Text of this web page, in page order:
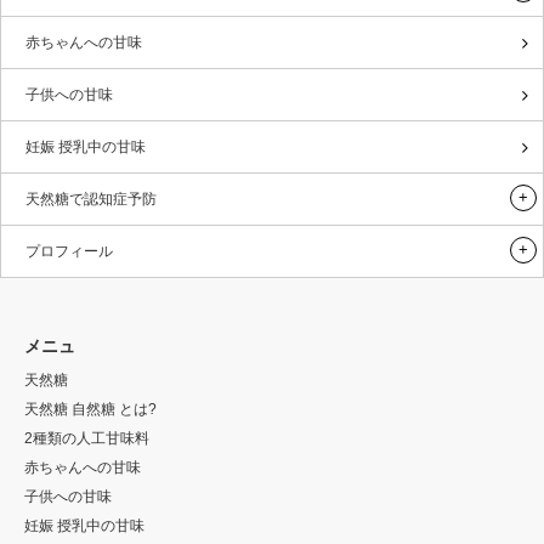
赤ちゃんへの甘味
子供への甘味
妊娠 授乳中の甘味
天然糖で認知症予防
プロフィール
メニュ
天然糖
天然糖 自然糖 とは?
2種類の人工甘味料
赤ちゃんへの甘味
子供への甘味
妊娠 授乳中の甘味